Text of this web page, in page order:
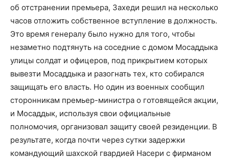
об отстранении премьера, Захеди решил на несколько
часов отложить собственное вступление в должность.
Это время генералу было нужно для того, чтобы
незаметно подтянуть на соседние с домом Мосаддыка
улицы солдат и офицеров, под прикрытием которых
вывезти Мосаддыка и разогнать тех, кто собирался
защищать его власть. Но один из военных сообщил
сторонникам премьер-министра о готовящейся акции,
и Мосаддык, используя свои официальные
полномочия, организовал защиту своей резиденции. В
результате, когда почти через сутки задержки
командующий шахской гвардией Насери с фирманом